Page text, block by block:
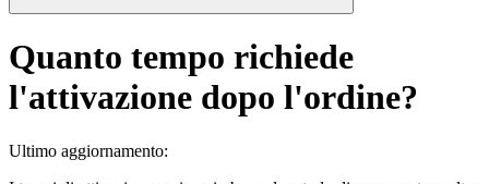
Quanto tempo richiede
l'attivazione dopo l'ordine?
Ultimo aggiornamento: